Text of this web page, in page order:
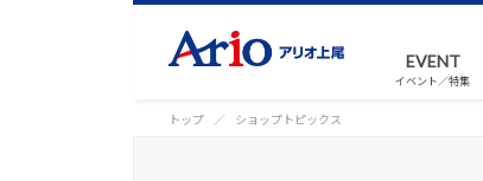
EVENT
イベント／特集
トップ ショップトピックス